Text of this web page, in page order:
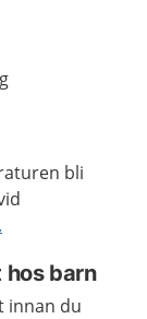
bli
hos barn
innan du